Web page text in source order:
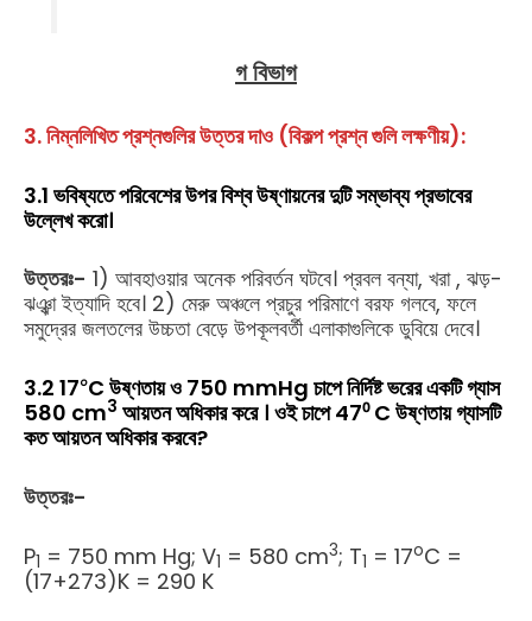
গ বিভাগ
3. নিম্নলিখিত প্রশ্নগুলির উত্তর দাও (বিকল্প প্রশ্ন গুলি লক্ষণীয়):
3.1 ভবিষ্যতে পরিবেশের উপর বিশ্ব উষ্ণায়নের দুটি সম্ভাব্য প্রভাবের
উল্লেখ করো।
উত্তরঃ- 1) আবহাওয়ার অনেক পরিবর্তন ঘটবে। প্রবল বন্যা, খরা , ঝড়-
ঝঞ্ঝা ইত্যাদি হবে। 2) মেরু অঞ্চলে প্রচুর পরিমাণে বরফ গলবে, ফলে
সমুদ্রের জলতলের উচ্চতা বেড়ে উপকূলবর্তী এলাকাগুলিকে ডুবিয়ে দেবে।
3.2 17০C উষ্ণতায় ও 750 mmHg চাপে নির্দিষ্ট ভরের একটি গ্যাস
580 cm3 আয়তন অধিকার করে । ওই চাপে 47⁰ C উষ্ণতায় গ্যাসটি
কত আয়তন অধিকার করবে?
উত্তরঃ-
P1 = 750 mm Hg; V1 = 580 cm3; T1 = 17oC =
(17+273)K = 290 K